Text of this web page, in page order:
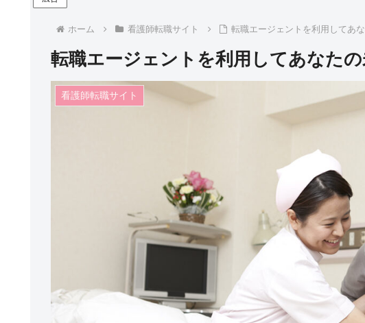
ホーム 看護師転職サイト 転職エージェントを利用してあ
転職エージェントを利用してあなた
看護師転職サイト